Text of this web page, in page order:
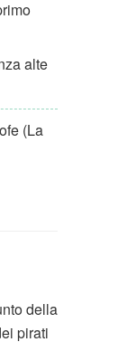
alte
(La
della
pirati